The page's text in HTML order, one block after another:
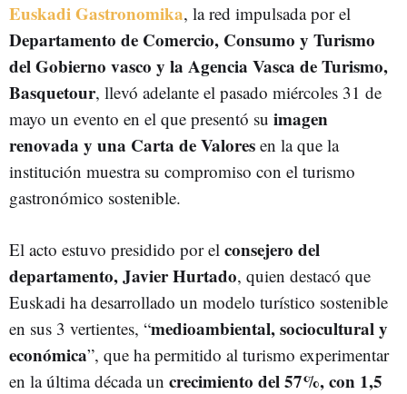
Euskadi Gastronomika, la red impulsada por el
Departamento de Comercio, Consumo y Turismo
del Gobierno vasco y la Agencia Vasca de Turismo,
Basquetour, llevó adelante el pasado miércoles 31 de
mayo un evento en el que presentó su imagen
renovada y una Carta de Valores en la que la
institución muestra su compromiso con el turismo
gastronómico sostenible.
El acto estuvo presidido por el consejero del
departamento, Javier Hurtado, quien destacó que
Euskadi ha desarrollado un modelo turístico sostenible
en sus 3 vertientes, “medioambiental, sociocultural y
económica”, que ha permitido al turismo experimentar
en la última década un crecimiento del 57%, con 1,5